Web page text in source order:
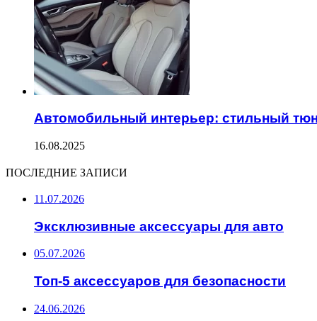
Автомобильный интерьер: стильный
16.08.2025
ПОСЛЕДНИЕ ЗАПИСИ
11.07.2026
Эксклюзивные аксессуары для авто
05.07.2026
Топ-5 аксессуаров для безопасности
24.06.2026